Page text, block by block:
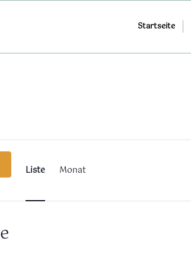
Startseite
Veranstaltung
Navigation
Liste Monat